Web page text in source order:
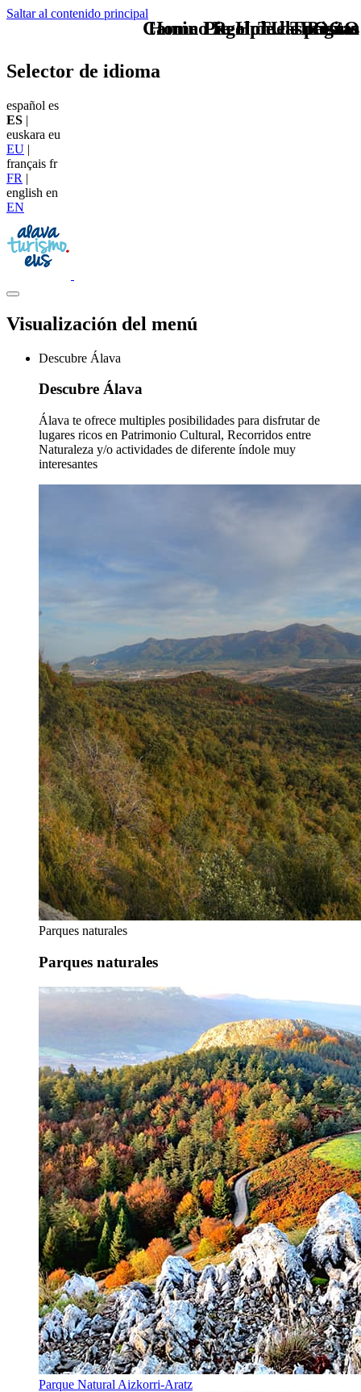
Saltar al contenido principal
TU - LOGO
Selector de idioma
español es
ES |
euskara eu
EU |
français fr
FR |
english en
EN
Visualización del menú
Descubre Álava
Descubre Álava
Álava te ofrece multiples posibilidades para disfrutar de
lugares ricos en Patrimonio Cultural, Recorridos entre
Naturaleza y/o actividades de diferente índole muy
interesantes
Parques naturales
Parques naturales
Parque Natural Aizkorri-Aratz
Camino Real de las Postas
Home Logo pie de página
Pie Home Turismo